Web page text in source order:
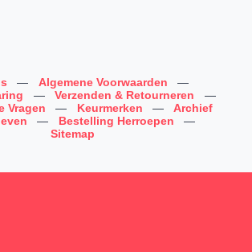
— Algemene Voorwaarden
—
— Verzenden & Retourneren
—
Vragen
— Keurmerken —
Archief
— Bestelling Herroepen
—
Sitemap